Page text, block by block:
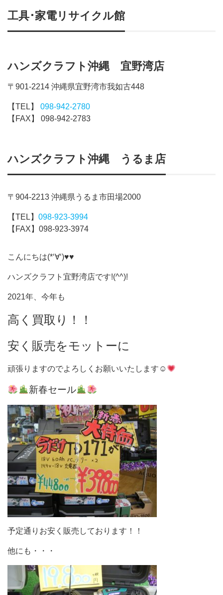
工具･家電リサイクル館
ハンズクラフト沖縄 宜野湾店
〒901-2214 沖縄県宜野湾市我如古448
【TEL】 098-942-2780
【FAX】 098-942-2783
ハンズクラフト沖縄 うるま店
〒904-2213 沖縄県うるま市田場2000
【TEL】 098-923-3994
【FAX】098-923-3974
こんにちは(*‘∀‘)♥♥
ハンズクラフト宜野湾店です!(^^)!
2021年、今年も
高く買取り！！
安く販売をモットーに
頑張りますのでよろしくお願いいたします☺
新春セール
予定通りお安く販売しております！！
他にも・・・